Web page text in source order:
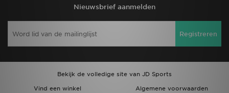
Nieuwsbrief aanmelden
Registreren
Bekijk de volledige site van JD Sports
Vind een winkel
Algemene voorwaarden